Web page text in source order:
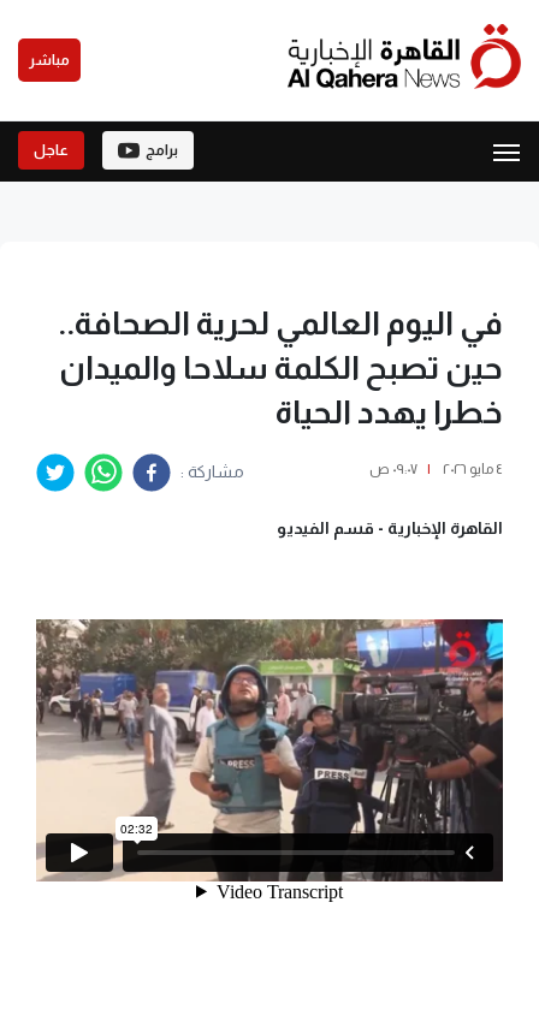
مباشر
برامج عاجل
في اليوم العالمي لحرية الصحافة..
حين تصبح الكلمة سلاحا والميدان
خطرا يهدد الحياة
٤ مايو ٢٠٢٦ | ٠٩:٠٧ ص مشاركة :
القاهرة الإخبارية - قسم الفيديو